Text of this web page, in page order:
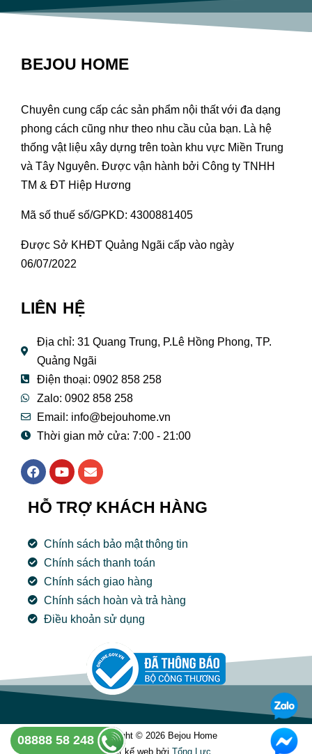
BEJOU HOME
Chuyên cung cấp các sản phẩm nội thất với đa dạng
phong cách cũng như theo nhu cầu của bạn. Là hệ
thống vật liệu xây dựng trên toàn khu vực Miền Trung
và Tây Nguyên. Được vận hành bởi Công ty TNHH
TM & ĐT Hiệp Hương
Mã số thuế số/GPKD: 4300881405
Được Sở KHĐT Quảng Ngãi cấp vào ngày
06/07/2022
LIÊN HỆ
Địa chỉ: 31 Quang Trung, P.Lê Hồng Phong, TP.
Quảng Ngãi
Điện thoại: 0902 858 258
Zalo: 0902 858 258
Email: info@bejouhome.vn
Thời gian mở cửa: 7:00 - 21:00
F
a
e
b
o
k
Y
o
t
u
e
E
n
e
l
p
e
HỖ TRỢ KHÁCH HÀNG
Chính sách bảo mật thông tin
Chính sách thanh toán
Chính sách giao hàng
Chính sách hoàn và trả hàng
Điều khoản sử dụng
Copyright © 2026 Bejou Home
Thiết kế web bởi Tổng Lưc
08888 58 248